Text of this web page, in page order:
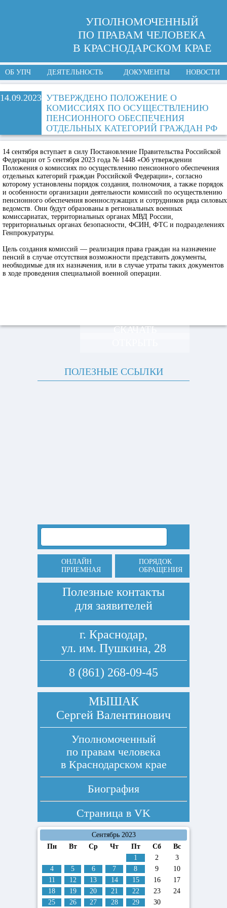
УПОЛНОМОЧЕННЫЙ
ПО ПРАВАМ ЧЕЛОВЕКА
В КРАСНОДАРСКОМ КРАЕ
ОБ УПЧ ДЕЯТЕЛЬНОСТЬ ДОКУМЕНТЫ НОВОСТИ
14.09.2023 УТВЕРЖДЕНО ПОЛОЖЕНИЕ О
КОМИССИЯХ ПО ОСУЩЕСТВЛЕНИЮ
ПЕНСИОННОГО ОБЕСПЕЧЕНИЯ
ОТДЕЛЬНЫХ КАТЕГОРИЙ ГРАЖДАН РФ
14 сентября вступает в силу Постановление Правительства Российской
Федерации от 5 сентября 2023 года № 1448 «Об утверждении
Положения о комиссиях по осуществлению пенсионного обеспечения
отдельных категорий граждан Российской Федерации», согласно
которому установлены порядок создания, полномочия, а также порядок
и особенности организации деятельности комиссий по осуществлению
пенсионного обеспечения военнослужащих и сотрудников ряда силовых
ведомств. Они будут образованы в региональных военных
комиссариатах, территориальных органах МВД России,
территориальных органах безопасности, ФСИН, ФТС и подразделениях
Генпрокуратуры.
Цель создания комиссий — реализация права граждан на назначение
пенсий в случае отсутствия возможности представить документы,
необходимые для их назначения, или в случае утраты таких документов
в ходе проведения специальной военной операции.
СКАЧАТЬ
ПОЛЕЗНЫЕ ССЫЛКИ
ОНЛАЙН
ПРИЕМНАЯ
ПОРЯДОК
ОБРАЩЕНИЯ
Полезные контакты
для заявителей
г. Краснодар,
ул. им. Пушкина, 28
8 (861) 268-09-45
МЫШАК
Сергей Валентинович
Уполномоченный
по правам человека
в Краснодарском крае
Биография
Страница в VK
Сентябрь 2023
Пн
Вт Ср Чт Пт Сб
Вс
1
2
3
4
5 6 7 8 9
10
11
12 13 14 15 16
17
18
19 20 21 22 23
24
25
26 27 28 29 30